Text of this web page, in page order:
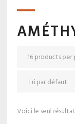
Voici le seul résultat